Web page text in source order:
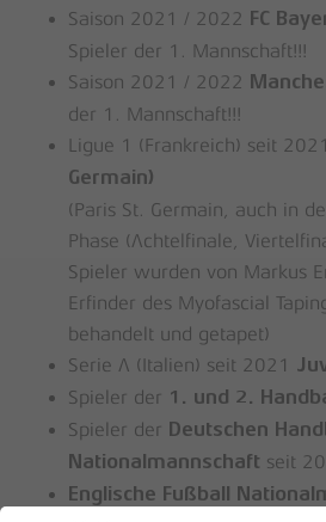
Es befinden sich
Saison 2021 / 2022
FC
Spieler der 1. Mannschaft!!!
Saison 2021 / 2022
der 1. Mannschaft!!!
Ligue 1 (Frankreich) seit 2021
Germain)
(Paris St. Germain, auch in
Phase (Achtelfinale,
Spieler wurden von Markus
Erfinder des Myofascial
behandelt und getapet)
Serie A (Italien) seit 2021
Spieler der 1. und 2.
Spieler der
Deutschen
Nationalmannschaft seit
Englische Fußball